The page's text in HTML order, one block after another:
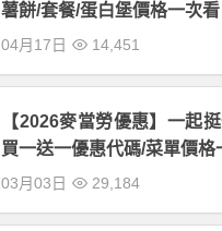
薯餅/套餐/蛋白堡價格一次看
04月17日 14,451
【2026麥當勞優惠】一起
買一送一優惠代碼/菜單價格
03月03日 29,184